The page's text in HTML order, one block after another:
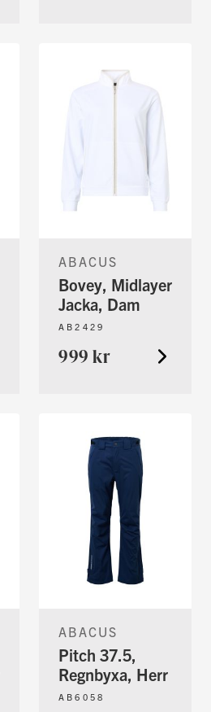
ABACUS
Bovey, Midlayer
Jacka, Dam
AB2429
999 kr
ABACUS
Pitch 37.5,
Regnbyxa, Herr
AB6058